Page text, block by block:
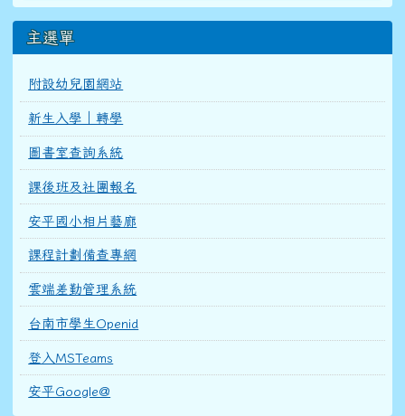
主選單
附設幼兒園網站
新生入學｜轉學
圖書室查詢系統
課後班及社團報名
安平國小相片藝廊
課程計劃備查專網
雲端差勤管理系統
台南市學生Openid
登入MSTeams
安平Google@